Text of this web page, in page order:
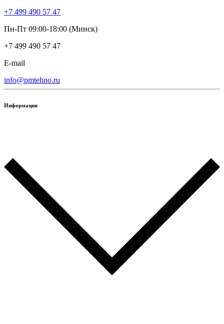
+7 499 490 57 47
Пн-Пт 09:00-18:00 (Минск)
+7 499 490 57 47
E-mail
info@pmtehno.ru
Информация